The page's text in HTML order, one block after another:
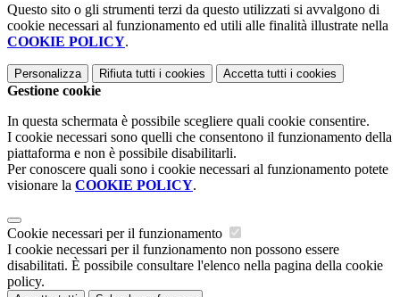
Questo sito o gli strumenti terzi da questo utilizzati si avvalgono di
cookie necessari al funzionamento ed utili alle finalità illustrate nella
COOKIE POLICY.
Personalizza Rifiuta tutti i cookies Accetta tutti i cookies
Gestione cookie
In questa schermata è possibile scegliere quali cookie consentire.
I cookie necessari sono quelli che consentono il funzionamento della
piattaforma e non è possibile disabilitarli.
Per conoscere quali sono i cookie necessari al funzionamento potete
visionare la COOKIE POLICY.
Cookie necessari per il funzionamento
I cookie necessari per il funzionamento non possono essere
disabilitati. È possibile consultare l'elenco nella pagina della cookie
policy.